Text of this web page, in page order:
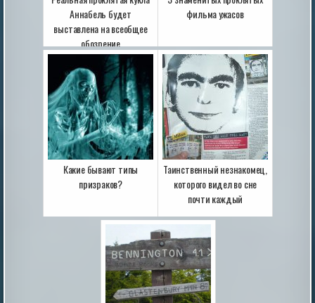
Аннабель будет
выставлена на всеобщее
обозрение
фильма ужасов
Какие бывают типы
призраков?
Таинственный незнакомец,
которого видел во сне
почти каждый